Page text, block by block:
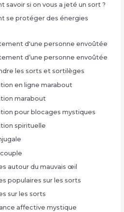
savoir si on vous a jeté un sort ?
se protéger des énergies
d'une personne envoûtée
d’une personne envoûtée
les sorts et sortilèges
en ligne marabout
marabout
pour blocages mystiques
spirituelle
autour du mauvais œil
populaires sur les sorts
sur les sorts
affective mystique